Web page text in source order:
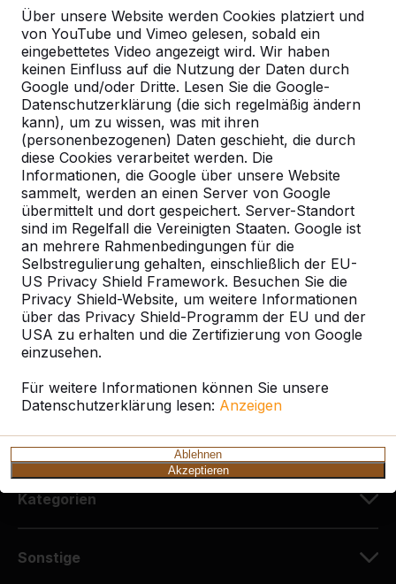
Über unsere Website werden Cookies platziert und
von YouTube und Vimeo gelesen, sobald ein
eingebettetes Video angezeigt wird. Wir haben
keinen Einfluss auf die Nutzung der Daten durch
Google und/oder Dritte. Lesen Sie die Google-
Datenschutzerklärung (die sich regelmäßig ändern
kann), um zu wissen, was mit ihren
(personenbezogenen) Daten geschieht, die durch
diese Cookies verarbeitet werden. Die
Informationen, die Google über unsere Website
sammelt, werden an einen Server von Google
übermittelt und dort gespeichert. Server-Standort
sind im Regelfall die Vereinigten Staaten. Google ist
an mehrere Rahmenbedingungen für die
Selbstregulierung gehalten, einschließlich der EU-
US Privacy Shield Framework. Besuchen Sie die
Privacy Shield-Website, um weitere Informationen
über das Privacy Shield-Programm der EU und der
USA zu erhalten und die Zertifizierung von Google
einzusehen.
Für weitere Informationen können Sie unsere
Datenschutzerklärung lesen: Anzeigen
Ablehnen
Akzeptieren
Kontakt
HeBlad Deutschland
Diekerstraße 97
42781 Haan
Deutschland
+49 212 934 77 25
info@HeBlad.de
Kundenservice
Kategorien
Sonstige